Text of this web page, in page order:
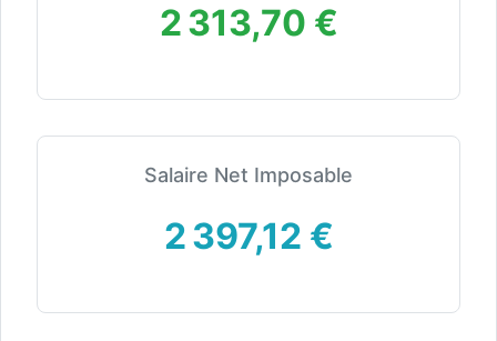
2 313,70 €
Salaire Net Imposable
2 397,12 €